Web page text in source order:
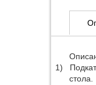
1)
стола.